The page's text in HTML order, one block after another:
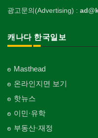
광고문의(Advertising) :
캐나다 한국일보
Masthead
온라인지면 보기
핫뉴스
이민·유학
부동산·재정